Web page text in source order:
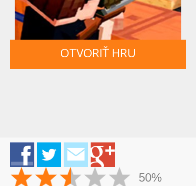
OTVORIŤ HRU
50%